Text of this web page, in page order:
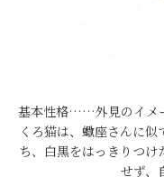
基本性格……外見のイメ
くろ猫は、蠍座さんに
ち、白黒をはっきりつ
せず、